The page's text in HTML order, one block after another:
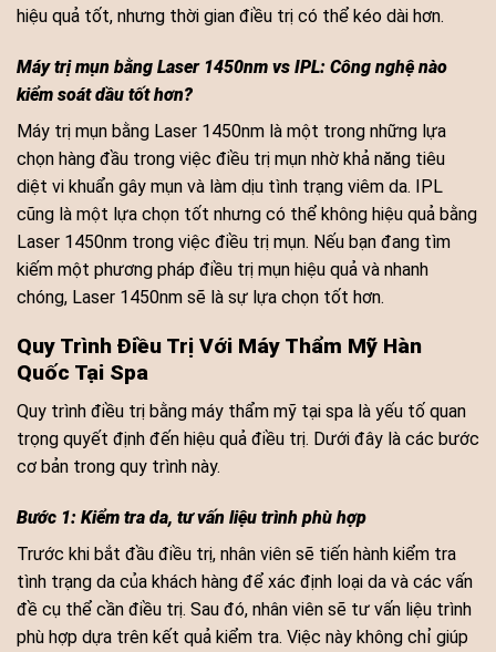
hiệu quả tốt, nhưng thời gian điều trị có thể kéo dài hơn.
Máy trị mụn bằng Laser 1450nm vs IPL: Công nghệ nào
kiểm soát dầu tốt hơn?
Máy trị mụn bằng Laser 1450nm là một trong những lựa
chọn hàng đầu trong việc điều trị mụn nhờ khả năng tiêu
diệt vi khuẩn gây mụn và làm dịu tình trạng viêm da. IPL
cũng là một lựa chọn tốt nhưng có thể không hiệu quả bằng
Laser 1450nm trong việc điều trị mụn. Nếu bạn đang tìm
kiếm một phương pháp điều trị mụn hiệu quả và nhanh
chóng, Laser 1450nm sẽ là sự lựa chọn tốt hơn.
Quy Trình Điều Trị Với Máy Thẩm Mỹ Hàn
Quốc Tại Spa
Quy trình điều trị bằng máy thẩm mỹ tại spa là yếu tố quan
trọng quyết định đến hiệu quả điều trị. Dưới đây là các bước
cơ bản trong quy trình này.
Bước 1: Kiểm tra da, tư vấn liệu trình phù hợp
Trước khi bắt đầu điều trị, nhân viên sẽ tiến hành kiểm tra
tình trạng da của khách hàng để xác định loại da và các vấn
đề cụ thể cần điều trị. Sau đó, nhân viên sẽ tư vấn liệu trình
phù hợp dựa trên kết quả kiểm tra. Việc này không chỉ giúp